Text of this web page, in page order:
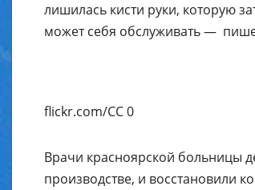
лишилась кисти руки, которую
может себя обслуживать —
flickr.com/CC 0
Врачи красноярской больницы
производстве, и восстановили